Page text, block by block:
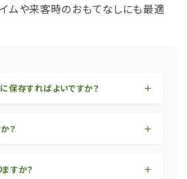
ムや来客時のおもてなしにも最適
保存すればよいですか？
？
すか？